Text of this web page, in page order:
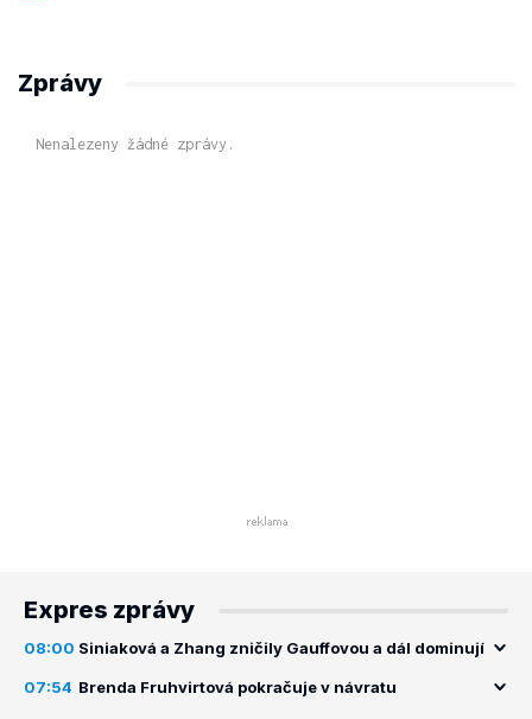
Zprávy
Nenalezeny žádné zprávy.
Expres zprávy
08:00 Siniaková a Zhang zničily Gauffovou a dál dominují
07:54 Brenda Fruhvirtová pokračuje v návratu